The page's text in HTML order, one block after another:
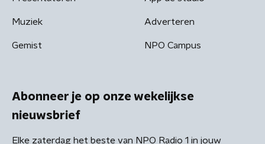
Muziek
Gemist
Adverteren
NPO Campus
Abonneer je op onze wekelijkse
nieuwsbrief
Elke zaterdag het beste van NPO Radio 1 in jouw